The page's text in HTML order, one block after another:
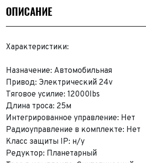
ОПИСАНИЕ
Характеристики:
Назначение: Автомобильная
Привод: Электрический 24v
Тяговое усилие: 12000lbs
Длина троса: 25м
Интегрированное управление: Нет
Радиоуправление в комплекте: Нет
Класс защиты IP: н/у
Редуктор: Планетарный